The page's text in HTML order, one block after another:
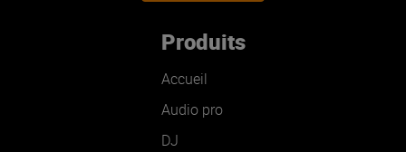
Produits
Accueil
Audio pro
DJ